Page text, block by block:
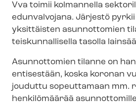
Vva toimii kolmannella
edunvalvojana. Järjestö
yksittäisten asunnottomien
teis­kun­nal­li­sel­la tasolla
Asunnottomien tilanne on
entisestään, koska koronan
jouduttu sopeuttamaan mm.
henkilömäärää